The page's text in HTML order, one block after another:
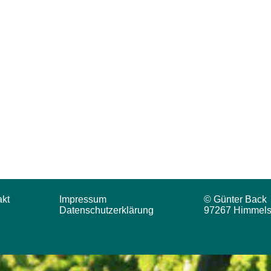
Impressum
Datenschutzerklärung
© Günter Back
97267